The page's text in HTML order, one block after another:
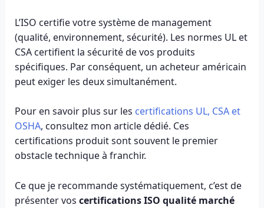
L’ISO certifie votre système de management
(qualité, environnement, sécurité). Les normes UL et
CSA certifient la sécurité de vos produits
spécifiques. Par conséquent, un acheteur américain
peut exiger les deux simultanément.
Pour en savoir plus sur les certifications UL, CSA et
OSHA, consultez mon article dédié. Ces
certifications produit sont souvent le premier
obstacle technique à franchir.
Ce que je recommande systématiquement, c’est de
présenter vos certifications ISO qualité marché